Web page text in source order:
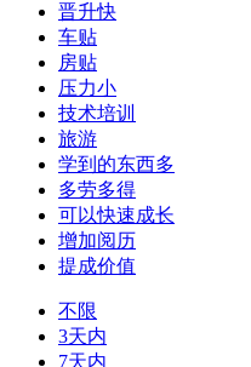
晋升快
车贴
房贴
压力小
技术培训
旅游
学到的东西多
多劳多得
可以快速成长
增加阅历
提成价值
不限
3天内
7天内